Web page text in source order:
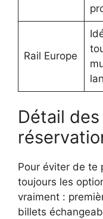
Rail Europe
Détail
Pour éviter de te
toujours les
vraiment :
billets